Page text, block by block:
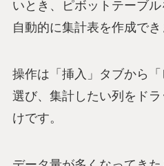
いとき、ピボットテーブ
自動的に集計表を作成でき
操作は「挿入」タブから
選び、集計したい列をド
けです。